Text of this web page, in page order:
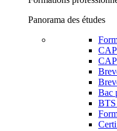
Panorama des études
Bac